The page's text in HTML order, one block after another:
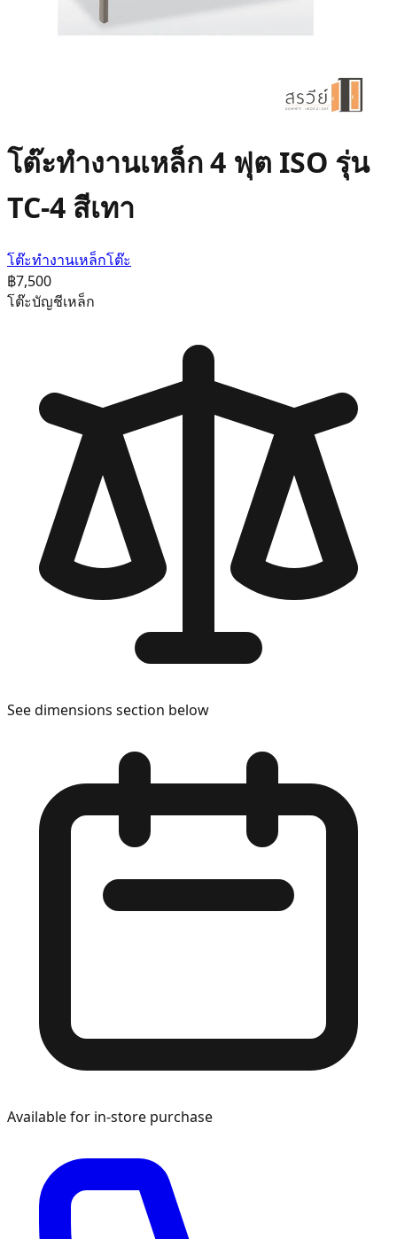
โต๊ะทำงานเหล็ก 4 ฟุต ISO รุ่น
TC-4 สีเทา
โต๊ะทำงานเหล็กโต๊ะ
฿7,500
โต๊ะบัญชีเหล็ก
See dimensions section below
Available for in-store purchase